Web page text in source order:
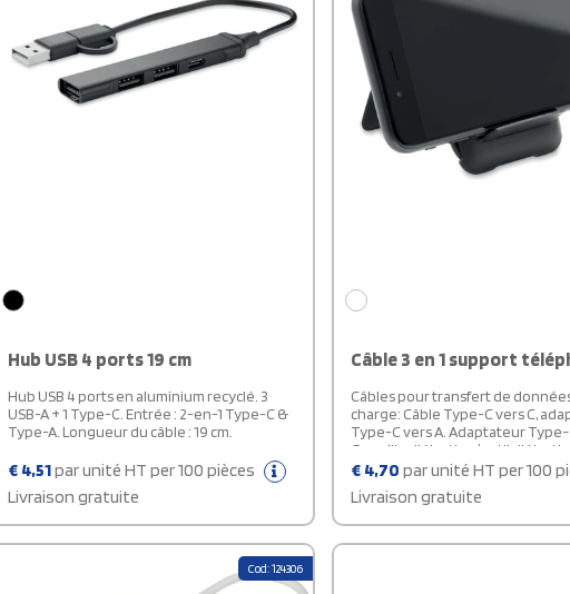
Hub USB 4 ports 19 cm
Hub USB 4 ports en aluminium recyclé. 3
USB-A + 1 Type-C. Entrée : 2-en-1 Type-C &
Type-A. Longueur du câble : 19 cm.
€ 4,51par unité HT per 100 pièces
Livraison gratuite
Câble 3 en 1 support
Câbles pour transfert de
charge: Câble Type-C vers C,
Type-C vers A. Adaptateur Type-
Goupille d'éjection/outil
Stockage pour carte SIM nano et
€ 4,70 par unité HT per 100
Livraison gratuite
Cod: 124306